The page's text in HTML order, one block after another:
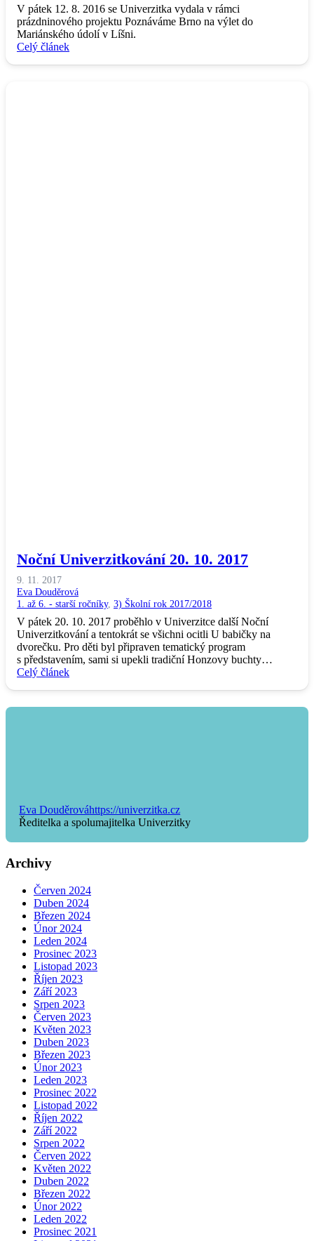
V pátek 12. 8. 2016 se Univerzitka vydala v rámci
prázdninového projektu Poznáváme Brno na výlet do
Mariánského údolí v Líšni.
Celý článek
Noční Univerzitkování 20. 10. 2017
9. 11. 2017
Eva Douděrová
1. až 6. - starší ročníky, 3) Školní rok 2017/2018
V pátek 20. 10. 2017 proběhlo v Univerzitce další Noční
Univerzitkování a tentokrát se všichni ocitli U babičky na
dvorečku. Pro děti byl připraven tematický program
s představením, sami si upekli tradiční Honzovy buchty…
Celý článek
Eva Douděrováhttps://univerzitka.cz
Ředitelka a spolumajitelka Univerzitky
Archivy
Červen 2024
Duben 2024
Březen 2024
Únor 2024
Leden 2024
Prosinec 2023
Listopad 2023
Říjen 2023
Září 2023
Srpen 2023
Červen 2023
Květen 2023
Duben 2023
Březen 2023
Únor 2023
Leden 2023
Prosinec 2022
Listopad 2022
Říjen 2022
Září 2022
Srpen 2022
Červen 2022
Květen 2022
Duben 2022
Březen 2022
Únor 2022
Leden 2022
Prosinec 2021